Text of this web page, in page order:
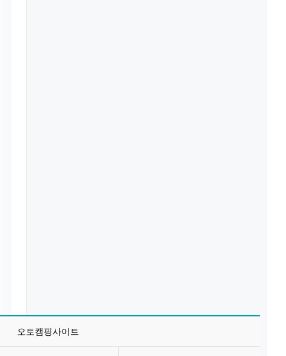
오토캠핑사이트